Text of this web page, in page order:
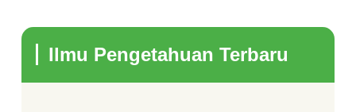
Ilmu Pengetahuan Terbaru